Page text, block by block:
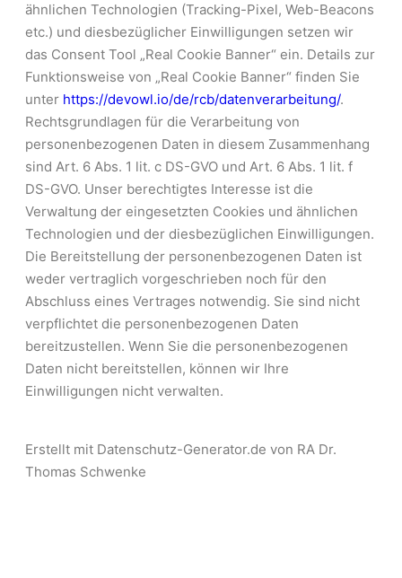
ähnlichen Technologien (Tracking-Pixel, Web-Beacons
etc.) und diesbezüglicher Einwilligungen setzen wir
das Consent Tool „Real Cookie Banner“ ein. Details zur
Funktionsweise von „Real Cookie Banner“ finden Sie
unter https://devowl.io/de/rcb/datenverarbeitung/.
Rechtsgrundlagen für die Verarbeitung von
personenbezogenen Daten in diesem Zusammenhang
sind Art. 6 Abs. 1 lit. c DS-GVO und Art. 6 Abs. 1 lit. f
DS-GVO. Unser berechtigtes Interesse ist die
Verwaltung der eingesetzten Cookies und ähnlichen
Technologien und der diesbezüglichen Einwilligungen.
Die Bereitstellung der personenbezogenen Daten ist
weder vertraglich vorgeschrieben noch für den
Abschluss eines Vertrages notwendig. Sie sind nicht
verpflichtet die personenbezogenen Daten
bereitzustellen. Wenn Sie die personenbezogenen
Daten nicht bereitstellen, können wir Ihre
Einwilligungen nicht verwalten.
Erstellt mit Datenschutz-Generator.de von RA Dr.
Thomas Schwenke